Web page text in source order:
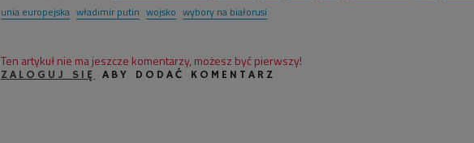
unia europejska władimir putin wojsko wybory na białorusi
Ten artykuł nie ma jeszcze komentarzy, możesz być pierwszy!
ZALOGUJ SIĘ ABY DODAĆ KOMENTARZ